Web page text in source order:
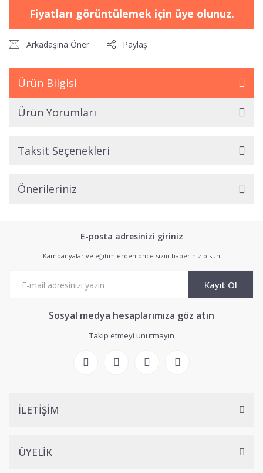
Fiyatları görüntülemek için üye olunuz.
Arkadaşına Öner Paylaş
Ürün Bilgisi
Ürün Yorumları
Taksit Seçenekleri
Önerileriniz
E-posta adresinizi giriniz
Kampanyalar ve eğitimlerden önce sizin haberiniz olsun
Kayıt Ol
Sosyal medya hesaplarımıza göz atın
Takip etmeyi unutmayın
İLETİŞİM
ÜYELİK